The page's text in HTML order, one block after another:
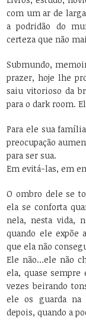
com um ar de
a podridão do
certeza que não
Submundo,
prazer, hoje lhe
saiu vitorioso da
para o dark room.
Para ele sua
preocupação
para ser sua.
Em evitá-las, em
O ombro dele se
ela se conforta
nela, nesta vida,
quando ele expõe
que ela não
Ele não…ele não
ela, quase
vezes beirando
ele os guarda na
depois, quando a